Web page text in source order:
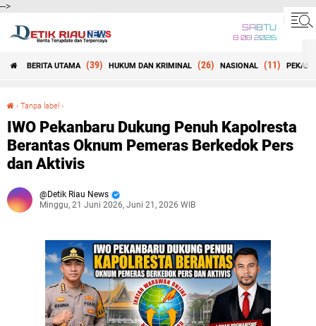
-->
SABTU
8 08 2026
BERITA UTAMA (39) HUKUM DAN KRIMINAL (26) NASIONAL (11)
› Tanpa label ›
IWO Pekanbaru Dukung Penuh Kapolresta
Berantas Oknum Pemeras Berkedok Pers
dan Aktivis
Detik Riau News
Minggu, 21 Juni 2026, Juni 21, 2026 WIB